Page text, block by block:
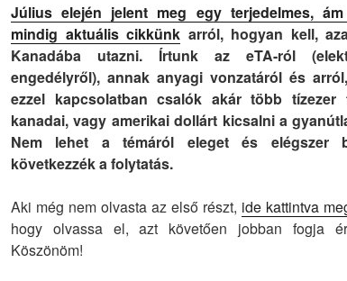
Július elején jelent meg egy terjedelmes,
mindig aktuális cikkünk arról, hogyan kell,
Kanadába utazni. Írtunk az eTA-ról
engedélyről), annak anyagi vonzatáról és
ezzel kapcsolatban csalók akár több tízezer
kanadai, vagy amerikai dollárt kicsalni a
Nem lehet a témáról eleget és elégszer
következzék a folytatás.
Aki még nem olvasta az első részt, ide kattintva
hogy olvassa el, azt követően jobban fogja
Köszönöm!